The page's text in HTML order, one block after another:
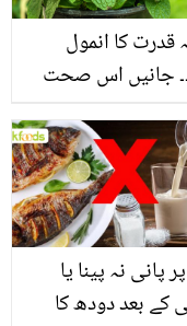
قدرت کا انمول
جانیں اس صحت
فوائد
پانی نہ پینا یا
کے بعد دودھ کا